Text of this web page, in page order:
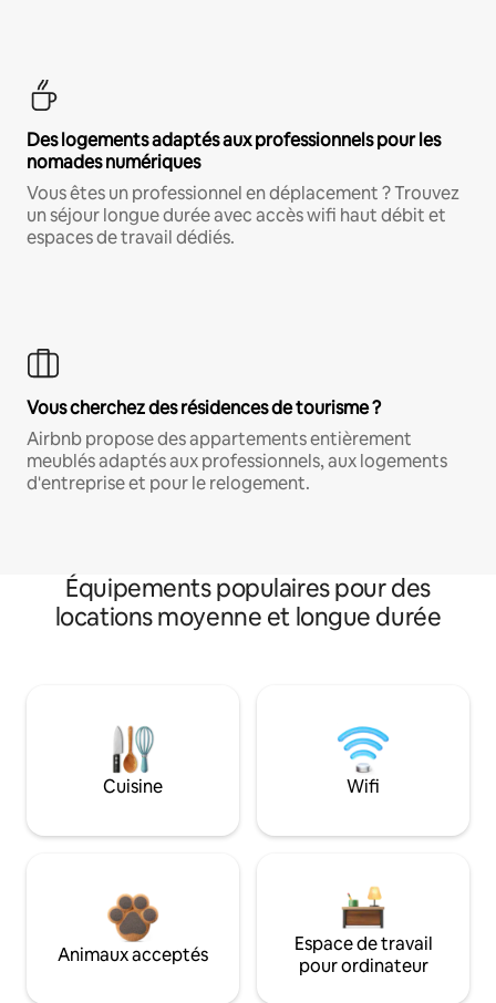
Des logements adaptés aux professionnels pour les
nomades numériques
Vous êtes un professionnel en déplacement ? Trouvez
un séjour longue durée avec accès wifi haut débit et
espaces de travail dédiés.
Vous cherchez des résidences de tourisme ?
Airbnb propose des appartements entièrement
meublés adaptés aux professionnels, aux logements
d'entreprise et pour le relogement.
Équipements populaires pour des
locations moyenne et longue durée
Cuisine Wifi
Animaux acceptés
Espace de travail
pour ordinateur